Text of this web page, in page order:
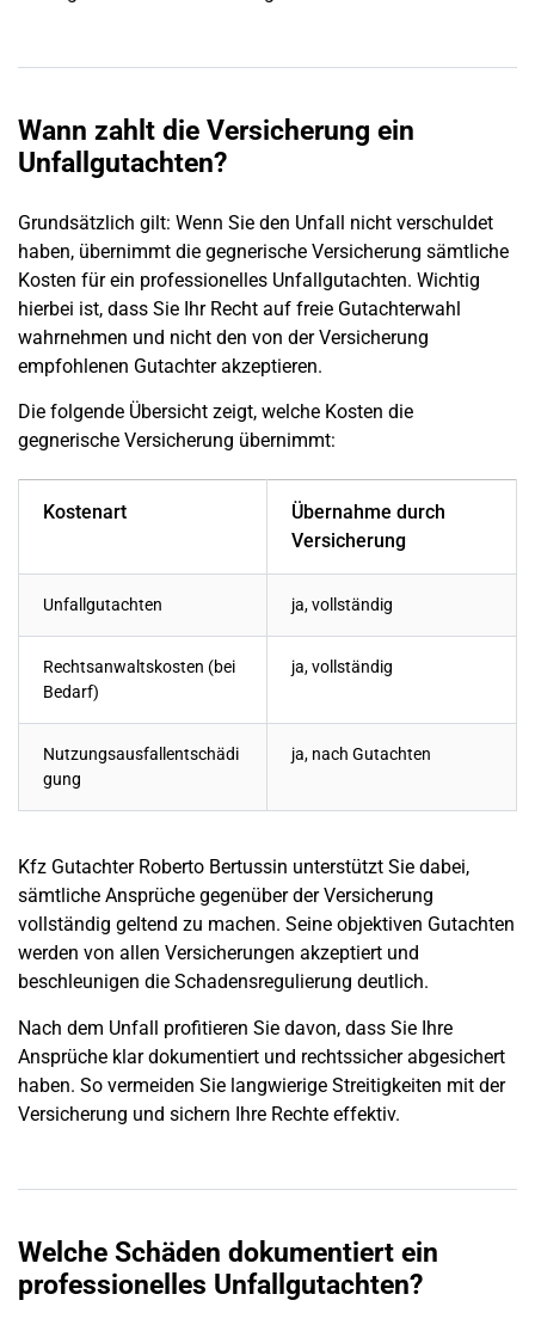
Wann zahlt die Versicherung ein
Unfallgutachten?
Grundsätzlich gilt: Wenn Sie den Unfall nicht verschuldet
haben, übernimmt die gegnerische Versicherung sämtliche
Kosten für ein professionelles Unfallgutachten. Wichtig
hierbei ist, dass Sie Ihr Recht auf freie Gutachterwahl
wahrnehmen und nicht den von der Versicherung
empfohlenen Gutachter akzeptieren.
Die folgende Übersicht zeigt, welche Kosten die
gegnerische Versicherung übernimmt:
Kostenart
Übernahme durch
Versicherung
Unfallgutachten ja, vollständig
Rechtsanwaltskosten (bei
Bedarf)
ja, vollständig
Nutzungsausfallentschädi
gung
ja, nach Gutachten
Kfz Gutachter Roberto Bertussin unterstützt Sie dabei,
sämtliche Ansprüche gegenüber der Versicherung
vollständig geltend zu machen. Seine objektiven Gutachten
werden von allen Versicherungen akzeptiert und
beschleunigen die Schadensregulierung deutlich.
Nach dem Unfall profitieren Sie davon, dass Sie Ihre
Ansprüche klar dokumentiert und rechtssicher abgesichert
haben. So vermeiden Sie langwierige Streitigkeiten mit der
Versicherung und sichern Ihre Rechte effektiv.
Welche Schäden dokumentiert ein
professionelles Unfallgutachten?